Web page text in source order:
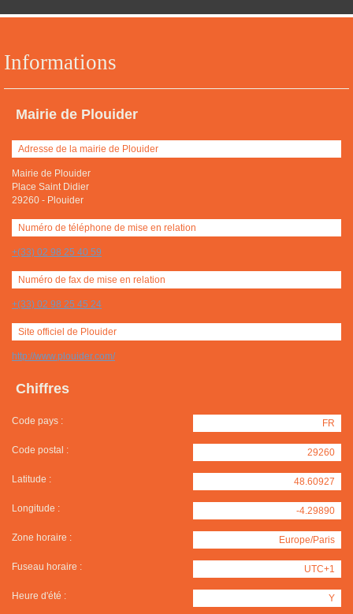
Informations
Mairie de Plouider
Adresse de la mairie de Plouider
Mairie de Plouider
Place Saint Didier
29260 - Plouider
Numéro de téléphone de mise en relation
+(33) 02 98 25 40 59
Numéro de fax de mise en relation
+(33) 02 98 25 45 24
Site officiel de Plouider
http://www.plouider.com/
Chiffres
Code pays : FR
Code postal : 29260
Latitude : 48.60927
Longitude : -4.29890
Zone horaire : Europe/Paris
Fuseau horaire : UTC+1
Heure d'été : Y